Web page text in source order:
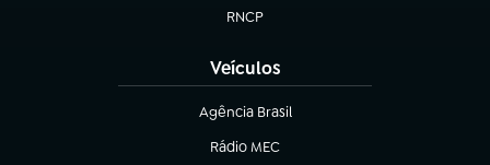
RNCP
(abre em nova aba)
Veículos
Agência Brasil
(abre em nova aba)
Rádio MEC
(abre em nova aba)